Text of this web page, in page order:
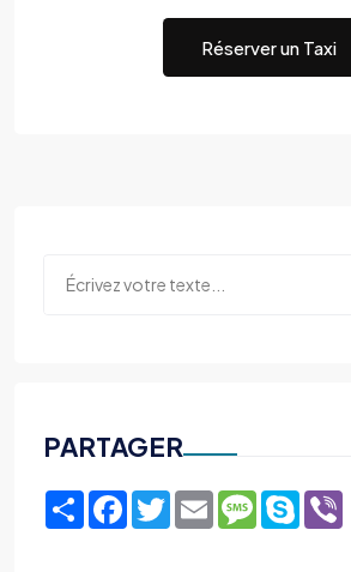
Réserver un Taxi
PARTAGER
ShareFacebook
TwitterEmailMessage
Skype